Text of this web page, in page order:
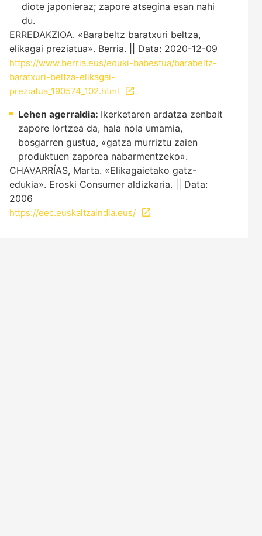
diote japonieraz; zapore atsegina esan nahi
du.
ERREDAKZIOA. «Barabeltz baratxuri beltza,
elikagai preziatua». Berria. || Data: 2020-12-09
https://www.berria.eus/eduki-babestua/barabeltz-
baratxuri-beltza-elikagai-
preziatua_190574_102.html
Lehen agerraldia: Ikerketaren ardatza zenbait
zapore lortzea da, hala nola umamia,
bosgarren gustua, «gatza murriztu zaien
produktuen zaporea nabarmentzeko».
CHAVARRÍAS, Marta. «Elikagaietako gatz-
edukia». Eroski Consumer aldizkaria. || Data:
2006
https://eec.euskaltzaindia.eus/